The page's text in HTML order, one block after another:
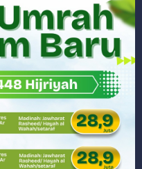
Demokrat Sumbar
MTQ Nasional ke-50 Tingkat Kec. Sungai Limau
SUMATERA BARAT
SUMATERA BARAT
SUMATERA BARAT
Jadi Motor Penggerak Ekonomi Rakyat